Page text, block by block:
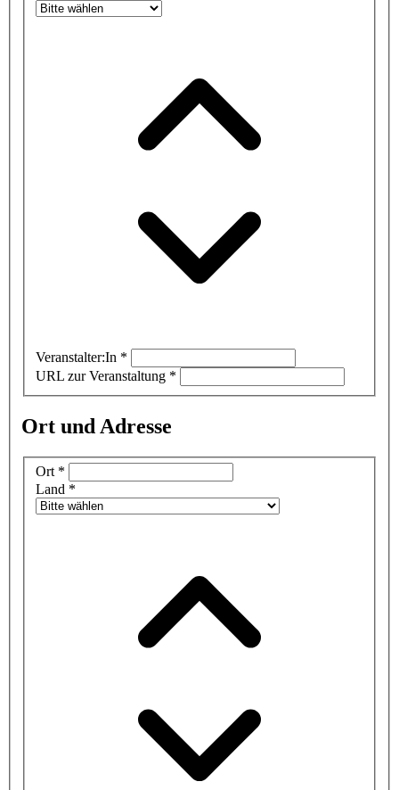
Veranstalter:In *
URL zur Veranstaltung *
Ort und Adresse
Ort *
Land *